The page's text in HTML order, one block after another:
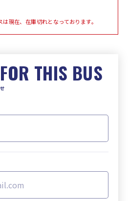
現在、在庫切れとなっております。
THIS BUS